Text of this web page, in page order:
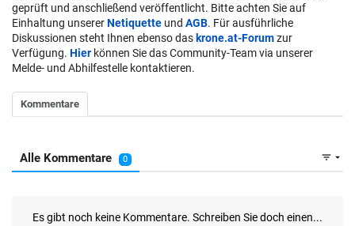
geprüft und anschließend veröffentlicht. Bitte achten Sie auf
Einhaltung unsererNetiquette und AGB. Für ausführliche
Diskussionen steht Ihnen ebenso das krone.at-Forumzur
Verfügung. Hier können Sie das Community-Team via unserer
Melde- und Abhilfestelle kontaktieren.